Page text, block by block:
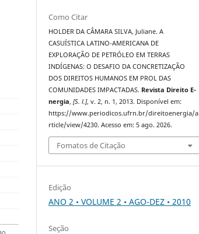
Como Citar
HOLDER DA CÂMARA SILVA, Juliane. A
CASUÍSTICA LATINO-AMERICANA DE
EXPLORAÇÃO DE PETRÓLEO EM TERRAS
INDÍGENAS: O DESAFIO DA CONCRETIZAÇÃO
DOS DIREITOS HUMANOS EM PROL DAS
COMUNIDADES IMPACTADAS. Revista Direito E-
nergia,[S. l.], v. 2, n. 1, 2013. Disponível em:
https://www.periodicos.ufrn.br/direitoenergia/a
rticle/view/4230. Acesso em: 5 ago. 2026.
Fomatos de Citação
Edição
ANO 2 • VOLUME 2 • AGO-DEZ • 2010
Seção